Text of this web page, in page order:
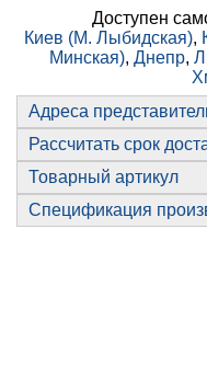
Доступен
Киев (М. Лыбидская),
Минская), Днепр,
Адреса
Рассчитать срок
Товарный артикул
Спецификация